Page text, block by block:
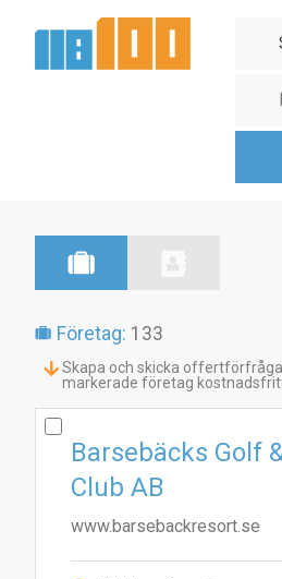
Företag: 133
Skapa och skicka
markerade företag
Barsebäcks Golf
Club AB
www.barsebackresort.se